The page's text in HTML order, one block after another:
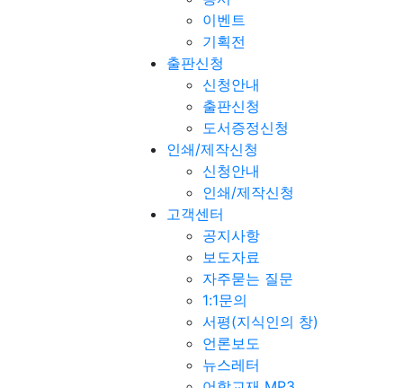
이벤트
기획전
출판신청
신청안내
출판신청
도서증정신청
인쇄/제작신청
신청안내
인쇄/제작신청
고객센터
공지사항
보도자료
자주묻는 질문
1:1문의
서평(지식인의 창)
언론보도
뉴스레터